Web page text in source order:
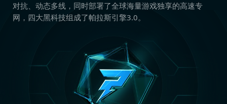
对抗、动态多线，同时部署了全球海量游戏独享的高速专
网，四大黑科技组成了帕拉斯引擎3.0。